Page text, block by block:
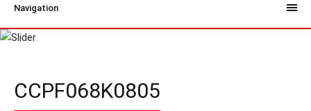
Navigation
CCPF068K0805